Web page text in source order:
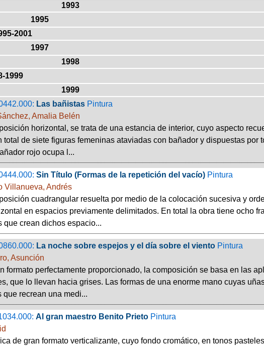
1993
1995
2001
1997
1998
1999
1999
Las bañistas Pintura
Amalia Belén
horizontal, se trata de una estancia de interior, cuyo aspecto
total de siete figuras femeninas ataviadas con bañador y dispuestas por
rojo ocupa l...
Sin Título (Formas de la repetición del vacío) Pintura
Villanueva, Andrés
cuadrangular resuelta por medio de la colocación sucesiva y
en espacios previamente delimitados. En total la obra tiene ocho
que crean dichos espacio...
La noche sobre espejos y el día sobre el viento Pintura
Asunción
formato perfectamente proporcionado, la composición se basa en las
que lo llevan hacia grises. Las formas de una enorme mano cuyas
que recrean una medi...
Al gran maestro Benito Prieto Pintura
de gran formato verticalizante, cuyo fondo cromático, en tonos